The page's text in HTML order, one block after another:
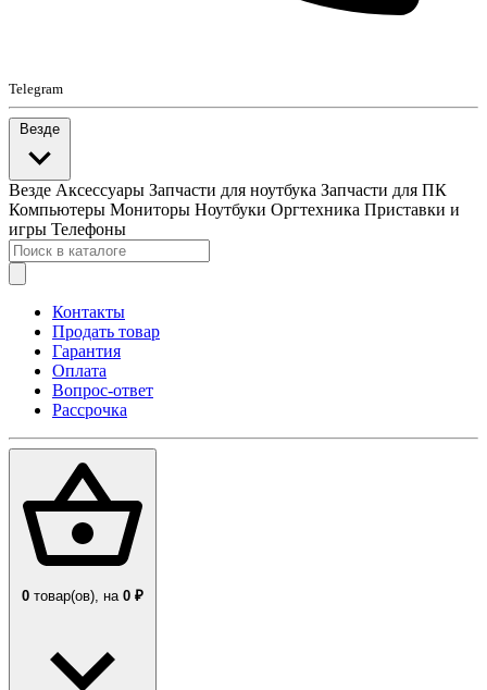
Telegram
Везде
Везде Аксессуары Запчасти для ноутбука Запчасти для ПК
Компьютеры Мониторы Ноутбуки Оргтехника Приставки и
игры Телефоны
Контакты
Продать товар
Гарантия
Оплата
Вопрос-ответ
Рассрочка
0 товар(ов), на 0 ₽